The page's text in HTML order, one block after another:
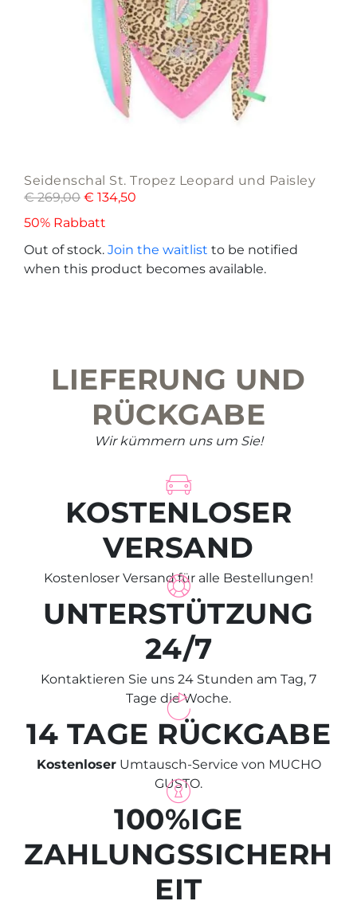
Seidenschal St. Tropez Leopard und Paisley
€269,00 € 134,50
50% Rabbatt
Out of stock. Join the waitlist to be notified
when this product becomes available.
LIEFERUNG UND
RÜCKGABE
Wir kümmern uns um Sie!
KOSTENLOSER
VERSAND
Kostenloser Versand für alle Bestellungen!
UNTERSTÜTZUNG
24/7
Kontaktieren Sie uns 24 Stunden am Tag, 7
Tage die Woche.
14 TAGE RÜCKGABE
KostenloserUmtausch-Service von MUCHO
GUSTO.
100%IGE
ZAHLUNGSSICHERH
EIT